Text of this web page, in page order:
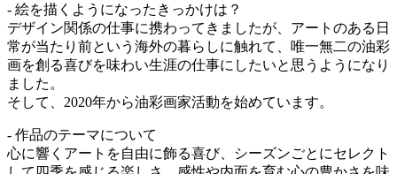
- 絵を描くようになったきっかけは？
デザイン関係の仕事に携わってきましたが、アートのある日
常が当たり前という海外の暮らしに触れて、唯一無二の油彩
画を創る喜びを味わい生涯の仕事にしたいと思うようになり
ました。
そして、2020年から油彩画家活動を始めています。
- 作品のテーマについて
心に響くアートを自由に飾る喜び、シーズンごとにセレクト